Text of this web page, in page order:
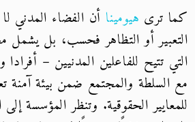
كما ترى هيومينا أن الفضاء المدني
التعبير أو التظاهر فحسب، بل يشمل
التي تتيح للفاعلين المدنيين –
مع السلطة والمجتمع ضمن بيئة آمنة
للمعايير الحقوقية. وتنظر المؤسسة